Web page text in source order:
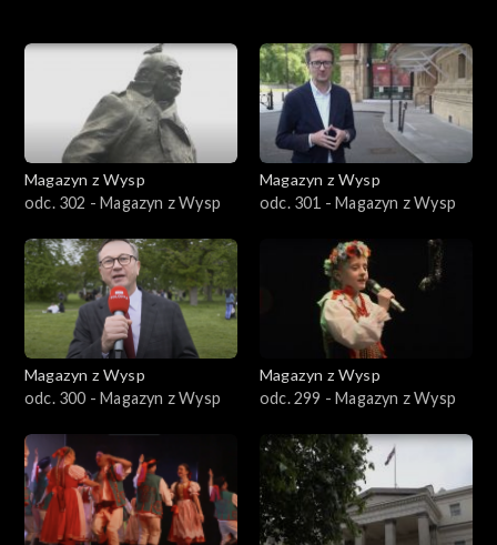
Magazyn z Wysp
odc. 302 - Magazyn z Wysp
Magazyn z Wysp
odc. 301 - Magazyn z Wysp
Magazyn z Wysp
odc. 300 - Magazyn z Wysp
Magazyn z Wysp
odc. 299 - Magazyn z Wysp